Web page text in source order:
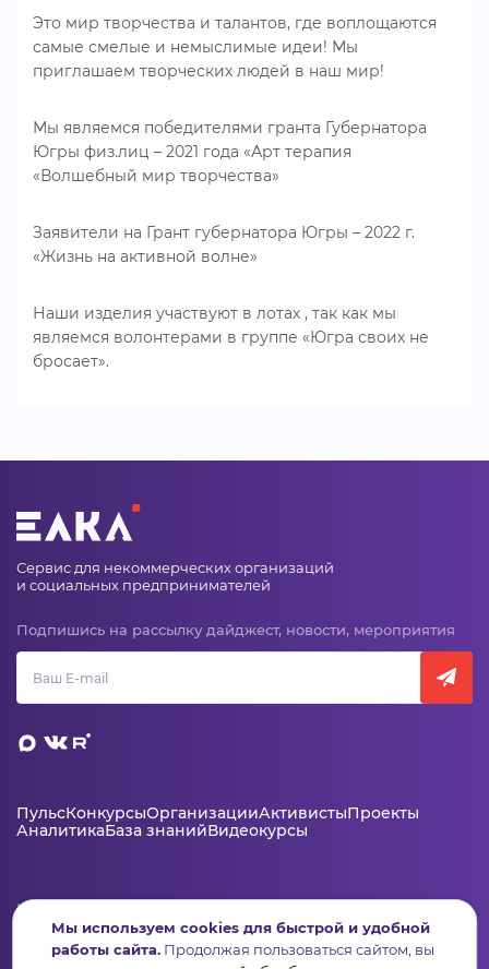
Это мир творчества и талантов, где воплощаются
самые смелые и немыслимые идеи! Мы
приглашаем творческих людей в наш мир!
Мы являемся победителями гранта Губернатора
Югры физ.лиц – 2021 года «Арт терапия
«Волшебный мир творчества»
Заявители на Грант губернатора Югры – 2022 г.
«Жизнь на активной волне»
Наши изделия участвуют в лотах , так как мы
являемся волонтерами в группе «Югра своих не
бросает».
Сервис для некоммерческих организаций
и социальных предпринимателей
Подпишись на рассылку дайджест, новости, мероприятия
ПульсКонкурсыОрганизацииАктивистыПроекты
АналитикаБаза знанийВидеокурсы
Контакты
+7 (346) 735-11-30
Мы используем cookies для быстрой и удобной
работы сайта. Продолжая пользоваться сайтом, вы